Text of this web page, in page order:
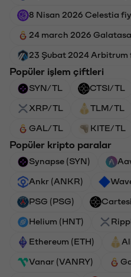
8 Nisan 2026 Celestia
24 march 2026
23 Şubat 2024 Arbitrum
Popüler işlem çiftleri
SYN/TL CTSI/TL
XRP/TL TLM/TL
GAL/TL KITE/TL
Popüler kripto paralar
Synapse (SYN)
Ankr (ANKR)
PSG (PSG)
Helium (HNT)
Ethereum (ETH)
Vanar (VANRY)